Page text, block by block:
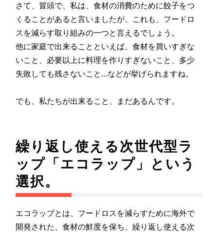
さて、冒頭で、私は、食材の消費のために餃子をつ
くることがあると言いましたが、これも、フードロ
スを減らす取り組みの一つと言えるでしょう。
他に家庭で出来ることといえば、食材を買いすぎな
いこと、必要以上に料理を作りすぎないこと、多少
失敗しても残さないこと…などが挙げられますね。
でも、私たちが出来ること、まだあるんです。
繰り返し使える次世代型ラ
ップ「エコラップ」という
選択。
エコラップとは、フードロスを減らすために海外で
開発された、食材の鮮度を保ち、繰り返し使える次